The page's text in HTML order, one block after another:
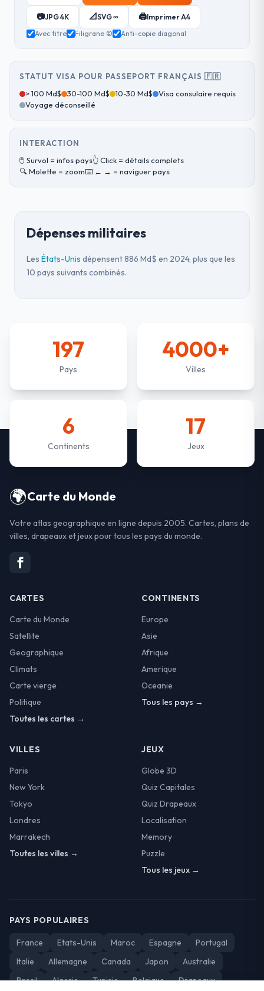
📷JPG 4K 📐SVG ∞ 🖨️Imprimer A4
Avec titre
Filigrane © Anti-copie diagonal
STATUT VISA POUR PASSEPORT FRANÇAIS 🇫🇷
> 100 Md$
30-100 Md$ 10-30 Md$
Visa consulaire requis
Voyage déconseillé
INTERACTION
🖱️ Survol = infos pays👆 Click = détails complets
🔍 Molette = zoom⌨️ ← → = naviguer pays
Dépenses militaires
Les États-Unis dépensent 886 Md$ en 2024, plus que les
10 pays suivants combinés.
197
Pays
4000+
Villes
6
Continents
17
Jeux
🌍Carte du Monde
Votre atlas geographique en ligne depuis 2005. Cartes, plans de
villes, drapeaux et jeux pour tous les pays du monde.
CARTES
Carte du Monde
Satellite
Geographique
Climats
Carte vierge
Politique
Toutes les cartes →
CONTINENTS
Europe
Asie
Afrique
Amerique
Oceanie
Tous les pays →
VILLES
Paris
New York
Tokyo
Londres
Marrakech
Toutes les villes →
JEUX
Globe 3D
Quiz Capitales
Quiz Drapeaux
Localisation
Memory
Puzzle
Tous les jeux →
PAYS POPULAIRES
France Etats-Unis Maroc Espagne
Portugal
Italie
Allemagne Canada Japon
Australie
Bresil
Algerie Tunisie Belgique Drapeaux